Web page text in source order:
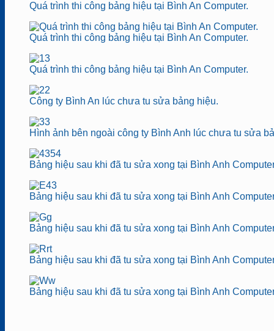
Quá trình thi công bảng hiệu tại Bình An Computer.
Quá trình thi công bảng hiệu tại Bình An Computer.
Quá trình thi công bảng hiệu tại Bình An Computer.
Công ty Bình An lúc chưa tu sửa bảng hiệu.
Hình ảnh bên ngoài công ty Bình Anh lúc chưa tu sửa
Bảng hiệu sau khi đã tu sửa xong tại Bình Anh
Bảng hiệu sau khi đã tu sửa xong tại Bình Anh
Bảng hiệu sau khi đã tu sửa xong tại Bình Anh
Bảng hiệu sau khi đã tu sửa xong tại Bình Anh
Bảng hiệu sau khi đã tu sửa xong tại Bình Anh